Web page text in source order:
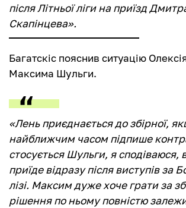
після Літньої ліги на приїзд
Скапінцева».
Багатскіс пояснив ситуацію
Максима Шульги.
«Лень приєднається до збірної,
найближчим часом підпише
стосується Шульги, я сподіваюся,
приїде відразу після виступів за
лізі. Максим дуже хоче грати за
рішення по ньому повністю